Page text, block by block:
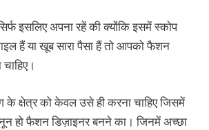
इसलिए अपना रहें की क्योंकि इसमें स्कोप
हैं या खूब सारा पैसा हैं तो आपको फैशन
के क्षेत्र को केवल उसे ही करना चाहिए जिसमें
हो फैशन डिज़ाइनर बनने का। जिनमें अच्छा